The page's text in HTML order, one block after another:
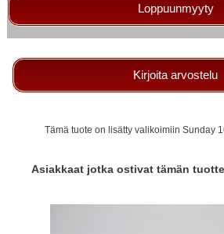
Loppuunmyyty
Kirjoita arvostelu
Tämä tuote on lisätty valikoimiin Sunday
Asiakkaat jotka ostivat tämän